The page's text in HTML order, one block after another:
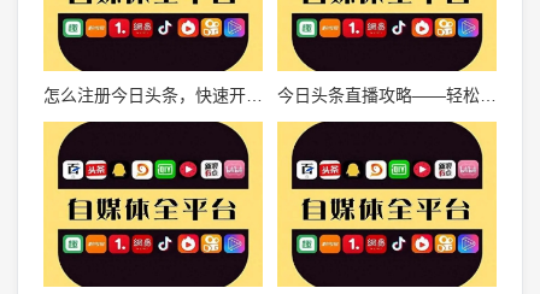
怎么注册今日头条，快速开启信息世界的大门 今日头条直播攻略——轻松开启直播新时代